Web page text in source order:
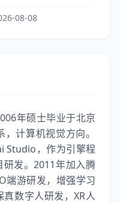
08-08
年硕士毕业于北京
计算机视觉方向。
Studio，作为引擎程
研发。2011年加入腾
端游研发，增强学习
数字人研发，XR人